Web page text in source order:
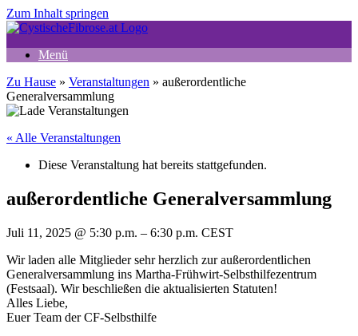
Zum Inhalt springen
Menü
Zu Hause » Veranstaltungen » außerordentliche
Generalversammlung
« Alle Veranstaltungen
Diese Veranstaltung hat bereits stattgefunden.
außerordentliche Generalversammlung
Juli 11, 2025 @ 5:30 p.m. – 6:30 p.m. CEST
Wir laden alle Mitglieder sehr herzlich zur außerordentlichen
Generalversammlung ins Martha-Frühwirt-Selbsthilfezentrum
(Festsaal). Wir beschließen die aktualisierten Statuten!
Alles Liebe,
Euer Team der CF-Selbsthilfe